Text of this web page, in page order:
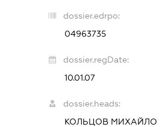
dossier.edrpo:
04963735
dossier.regDate:
10.01.07
dossier.heads:
КОЛЬЦОВ МИХАЙЛО